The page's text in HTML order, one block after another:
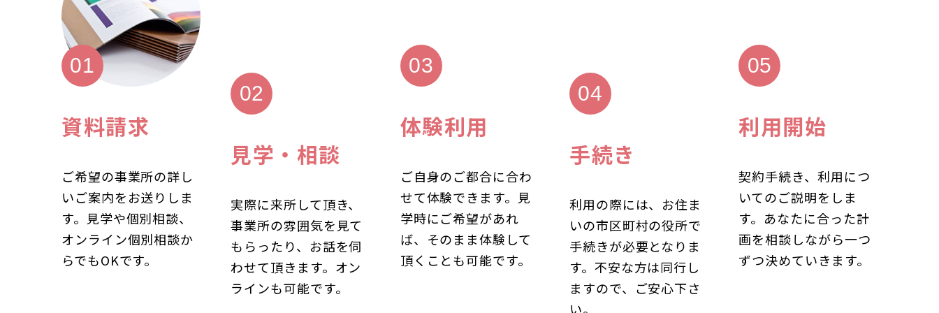
資料請求
ご希望の事業所の詳し
いご案内をお送りしま
す。見学や個別相談、
オンライン個別相談か
らでもOKです。
見学・相談
実際に来所して頂き、
事業所の雰囲気を見て
もらったり、お話を伺
わせて頂きます。オン
ラインも可能です。
体験利用
ご自身のご都合に合わ
せて体験できます。見
学時にご希望があれ
ば、そのまま体験して
頂くことも可能です。
手続き
利用の際には、お住ま
いの市区町村の役所で
手続きが必要となりま
す。不安な方は同行し
ますので、ご安心下さ
い。
利用開始
契約手続き、利用につ
いてのご説明をしま
す。あなたに合った計
画を相談しながら一つ
ずつ決めていきます。